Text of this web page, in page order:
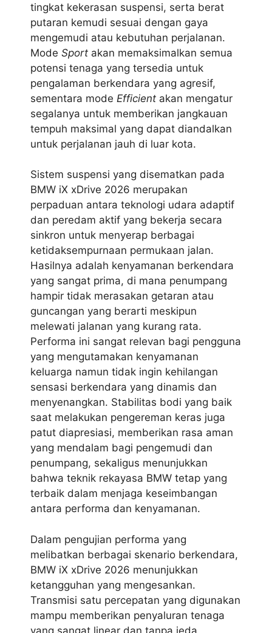
tingkat kekerasan suspensi, serta berat
putaran kemudi sesuai dengan gaya
mengemudi atau kebutuhan perjalanan.
Mode Sport akan memaksimalkan semua
potensi tenaga yang tersedia untuk
pengalaman berkendara yang agresif,
sementara mode Efficient akan mengatur
segalanya untuk memberikan jangkauan
tempuh maksimal yang dapat diandalkan
untuk perjalanan jauh di luar kota.
Sistem suspensi yang disematkan pada
BMW iX xDrive 2026 merupakan
perpaduan antara teknologi udara adaptif
dan peredam aktif yang bekerja secara
sinkron untuk menyerap berbagai
ketidaksempurnaan permukaan jalan.
Hasilnya adalah kenyamanan berkendara
yang sangat prima, di mana penumpang
hampir tidak merasakan getaran atau
guncangan yang berarti meskipun
melewati jalanan yang kurang rata.
Performa ini sangat relevan bagi pengguna
yang mengutamakan kenyamanan
keluarga namun tidak ingin kehilangan
sensasi berkendara yang dinamis dan
menyenangkan. Stabilitas bodi yang baik
saat melakukan pengereman keras juga
patut diapresiasi, memberikan rasa aman
yang mendalam bagi pengemudi dan
penumpang, sekaligus menunjukkan
bahwa teknik rekayasa BMW tetap yang
terbaik dalam menjaga keseimbangan
antara performa dan kenyamanan.
Dalam pengujian performa yang
melibatkan berbagai skenario berkendara,
BMW iX xDrive 2026 menunjukkan
ketangguhan yang mengesankan.
Transmisi satu percepatan yang digunakan
mampu memberikan penyaluran tenaga
yang sangat linear dan tanpa jeda,